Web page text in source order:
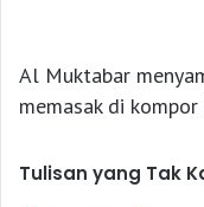
Al Muktabar
memasak di
Tulisan yang Tak